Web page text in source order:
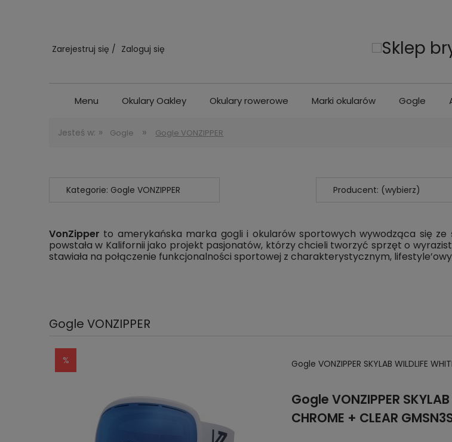
Zarejestruj się Zaloguj się
Menu Okulary Oakley Okulary rowerowe Marki okularów Gogle
Jesteś w: » Gogle » Gogle VONZIPPER
Kategorie: Gogle VONZIPPER Producent: (wybierz)
VonZipper to amerykańska marka gogli i okularów sportowych wywodząca się
powstała w Kalifornii jako projekt pasjonatów, którzy chcieli tworzyć sprzęt o
stawiała na połączenie funkcjonalności sportowej z charakterystycznym,
Gogle VONZIPPER
Gogle VONZIPPER SKYLAB WILDLIFE
GogleVONZIPPER
CHROME + CLEAR